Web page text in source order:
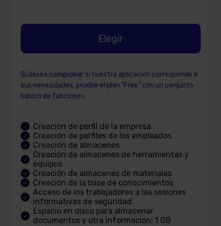
Elegir
Si desea comprobar si nuestra aplicación corresponde a
sus necesidades, pruebe el plan "Free" con un conjunto
básico de funciones.
Creación de perfil de la empresa
Creación de perfiles de los empleados
Creación de almacenes
Creación de almacenes de herramientas y
equipos
Creación de almacenes de materiales
Creación de la base de conocimientos
Acceso de los trabajadores a las sesiones
informativas de seguridad
Espacio en disco para almacenar
documentos y otra información: 1 GB